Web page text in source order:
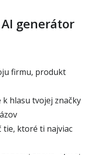
generátor
firmu, produkt
hlasu tvojej značky
tie, ktoré ti najviac